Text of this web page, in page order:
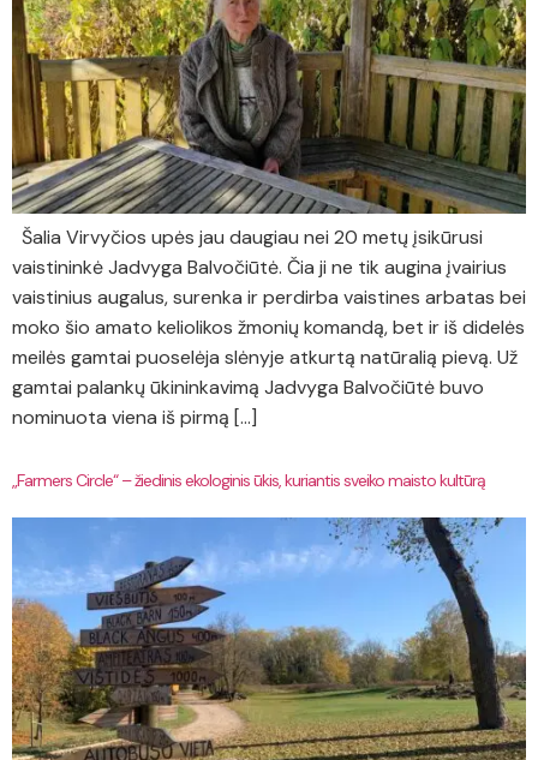
Šalia Virvyčios upės jau daugiau nei 20 metų įsikūrusi
vaistininkė Jadvyga Balvočiūtė. Čia ji ne tik augina įvairius
vaistinius augalus, surenka ir perdirba vaistines arbatas bei
moko šio amato keliolikos žmonių komandą, bet ir iš didelės
meilės gamtai puoselėja slėnyje atkurtą natūralią pievą. Už
gamtai palankų ūkininkavimą Jadvyga Balvočiūtė buvo
nominuota viena iš pirmą […]
„Farmers Circle“ – žiedinis ekologinis ūkis, kuriantis sveiko maisto kultūrą